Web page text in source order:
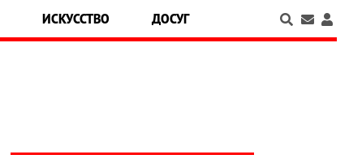
ИСКУССТВО ДОСУГ